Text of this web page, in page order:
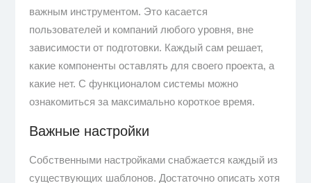
важным инструментом. Это касается
пользователей и компаний любого уровня, вне
зависимости от подготовки. Каждый сам решает,
какие компоненты оставлять для своего проекта, а
какие нет. С функционалом системы можно
ознакомиться за максимально короткое время.
Важные настройки
Собственными настройками снабжается каждый из
существующих шаблонов. Достаточно описать хотя